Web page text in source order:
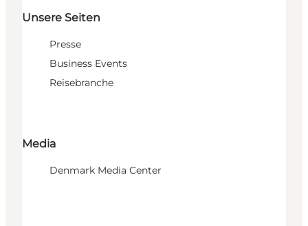
Unsere Seiten
Presse
Business Events
Reisebranche
Media
Denmark Media Center